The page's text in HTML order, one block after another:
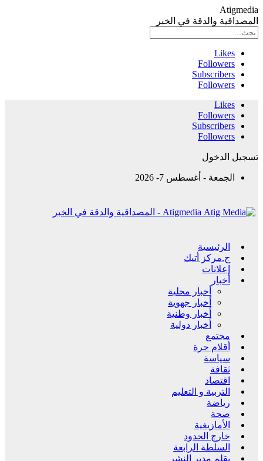
Atigmedia
المصداقية والدقة في الخبر
Likes
Followers
Subscribers
Followers
Likes
Followers
Subscribers
Followers
تسجيل الدخول
الجمعة - أغسطس 7- 2026
Atigmedia - المصداقية والدقة في الخبر
الرئيسية
ج.مركز أتيك
إعلانات
أخبار
أخبار محلية
أخبار جهوية
أخبار وطنية
أخبار دولية
مجتمع
أقلام حرة
سياسة
ثقافة
اقتصاد
التربية و التعليم
رياضة
صحة
الأمازيغية
خارج الحدود
السلطة الرابعة
بقلم مدير النشر